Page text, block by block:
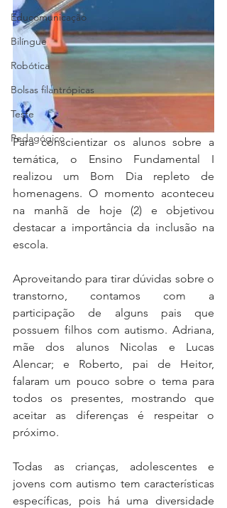
Educomunicação
Bilíngue
Robótica
Bolsas filantrópicas
Teste
Pedagógico
Para conscientizar os alunos sobre a
temática, o Ensino Fundamental I
realizou um Bom Dia repleto de
homenagens. O momento aconteceu
na manhã de hoje (2) e objetivou
destacar a importância da inclusão na
escola.
Aproveitando para tirar dúvidas sobre o
transtorno, contamos com a
participação de alguns pais que
possuem filhos com autismo. Adriana,
mãe dos alunos Nicolas e Lucas
Alencar; e Roberto, pai de Heitor,
falaram um pouco sobre o tema para
todos os presentes, mostrando que
aceitar as diferenças é respeitar o
próximo.
Todas as crianças, adolescentes e
jovens com autismo tem características
específicas, pois há uma diversidade